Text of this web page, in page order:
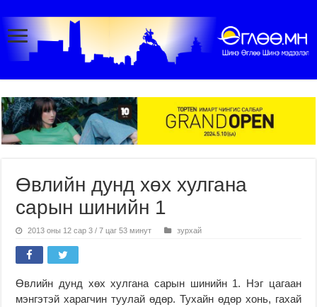
Өвлийн дунд хөх хулгана
сарын шинийн 1
2013 оны 12 сар 3 / 7 цаг 53 минут зурхай
Өвлийн дунд хөх хулгана сарын шинийн 1. Нэг цагаан
мэнгэтэй харагчин туулай өдөр. Тухайн өдөр хонь, гахай